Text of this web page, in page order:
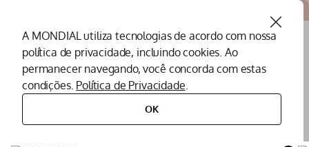
A MONDIAL utiliza tecnologias de acordo com nossa
política de privacidade, incluindo cookies. Ao
permanecer navegando, você concorda com estas
condições. Política de Privacidade.
OK
O que você procura?
peças para batedeiras